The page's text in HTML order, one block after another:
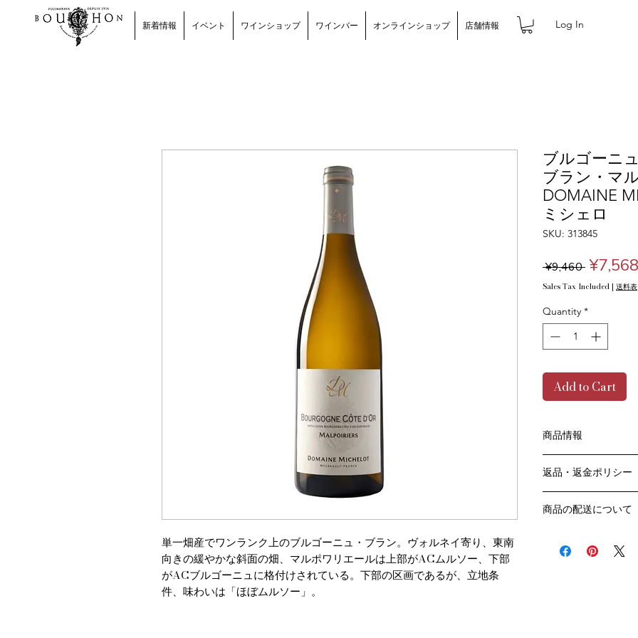
新着情報 イベント ワインショップ ワインバー オンラインショップ 店舗情報 Log In
単一畑産でワンランク上のブルゴーニュ・ブラン。ヴォルネイ寄り、東南
向きの緩やかな斜面の畑、マルポワリエールは上部がACムルソー、下部
がACブルゴーニュに格付けされている。下部の区画であるが、立地条
件、味わいは「ほぼムルソー」。
ブルゴーニ
ブラン・マ
DOMAINE
ミシェロ
SKU: 313845
¥9,460 Regular
Price
¥7,568
Sales Tax Included | 送料表
Quantity *
Add to Cart
商品情報
原産国：フランス、
生産者：ドメーヌ
生産地区：ブルゴーニ
容量：750ML
返品・返金ポリシー
販売業者および配送
ご利用ガイドペー
だき
商品の配送について
商品の送料・配送方